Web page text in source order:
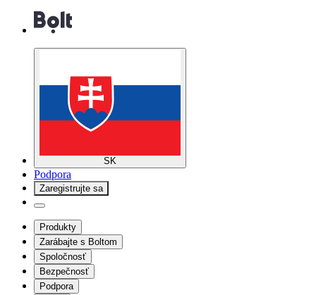
SK
Podpora
Zaregistrujte sa
Produkty
Zarábajte s Boltom
Spoločnosť
Bezpečnosť
Podpora